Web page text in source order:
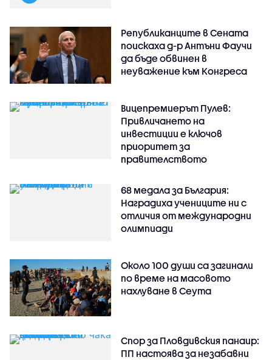
Републиканците в Сената
поискаха д-р Антъни Фаучи
да бъде обвинен в
неуважение към Конгреса
Вицепремиерът Пулев:
Привличането на
инвестиции е ключов
приоритет за
правителството
68 медала за България:
Наградиха учениците ни с
отличия от международни
олимпиади
Около 100 души са загинали
по време на масовото
нахлуване в Сеута
Спор за Пловдивския панаир:
ПП настоява за незабавни